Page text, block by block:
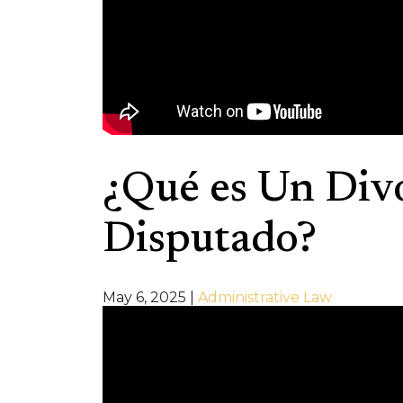
¿Qué es Un
Disputado?
May 6, 2025 Administrative Law